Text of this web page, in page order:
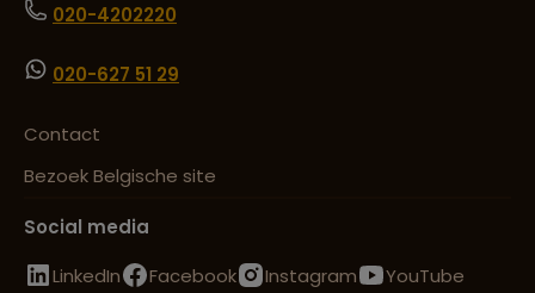
020-4202220
020-627 51 29
Contact
Bezoek Belgische site
Social media
LinkedIn
Facebook Instagram
YouTube